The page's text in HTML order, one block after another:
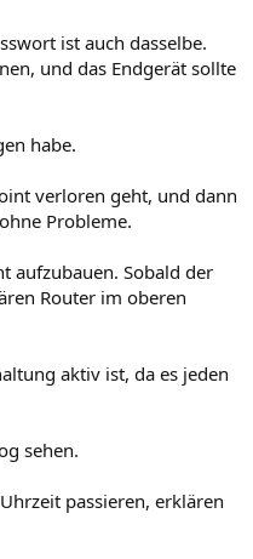
ist auch dasselbe.
und das Endgerät sollte
habe.
verloren geht, und dann
Probleme.
aufzubauen. Sobald der
Router im oberen
aktiv ist, da es jeden
sehen.
passieren, erklären